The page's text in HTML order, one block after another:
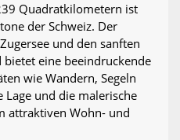
Quadratkilometern ist
der Schweiz. Der
und den sanften
bietet eine beeindruckende
wie Wandern, Segeln
Lage und die malerische
attraktiven Wohn- und